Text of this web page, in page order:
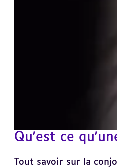
Qu'est ce
Tout savoir sur la